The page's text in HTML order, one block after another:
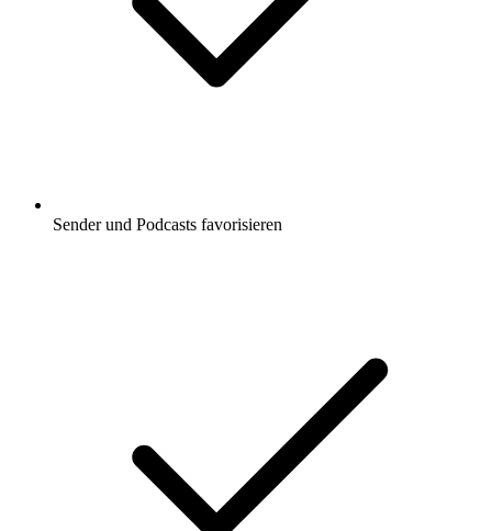
Sender und Podcasts favorisieren